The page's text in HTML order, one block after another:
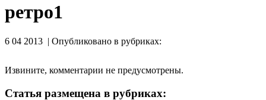
ретро1
6 04 2013 | Опубликовано в рубриках:
Извините, комментарии не предусмотрены.
Статья размещена в рубриках: